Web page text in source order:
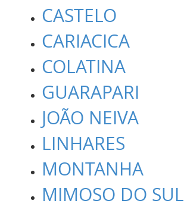
CASTELO
CARIACICA
COLATINA
GUARAPARI
JOÃO NEIVA
LINHARES
MONTANHA
MIMOSO DO SUL